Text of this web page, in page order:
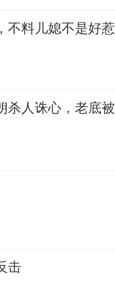
不料儿媳不是好惹
杀人诛心，老底被
击